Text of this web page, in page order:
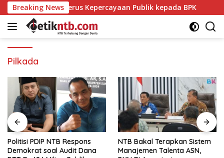
Langsung
ke
konten
Breaking News
Menggerus Kepercayaan Publik kepada BPK Politisi
Pilkada
Politisi PDIP NTB Respons
Demokrat soal Audit Dana
NTB Bakal Terapkan Sistem
Manajemen Talenta ASN,